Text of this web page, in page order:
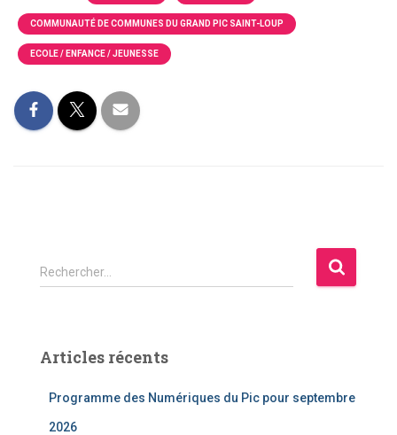
COMMUNAUTÉ DE COMMUNES DU GRAND PIC SAINT-LOUP
ECOLE / ENFANCE / JEUNESSE
R
e
r
Rechercher…
Articles récents
Programme des Numériques du Pic pour septembre
2026